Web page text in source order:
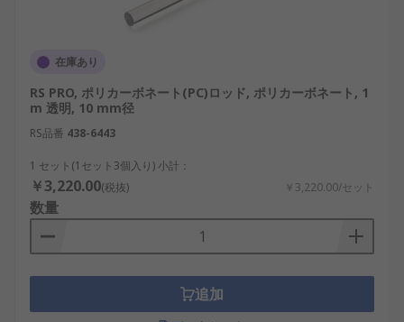
在庫あり
RS PRO, ポリカーボネート(PC)ロッド, ポリカーボネート, 1
m 透明, 10 mm径
RS品番 438-6443
1 セット(1セット3個入り) 小計：
￥3,220.00(税抜) ￥3,220.00/セット
数量
追加